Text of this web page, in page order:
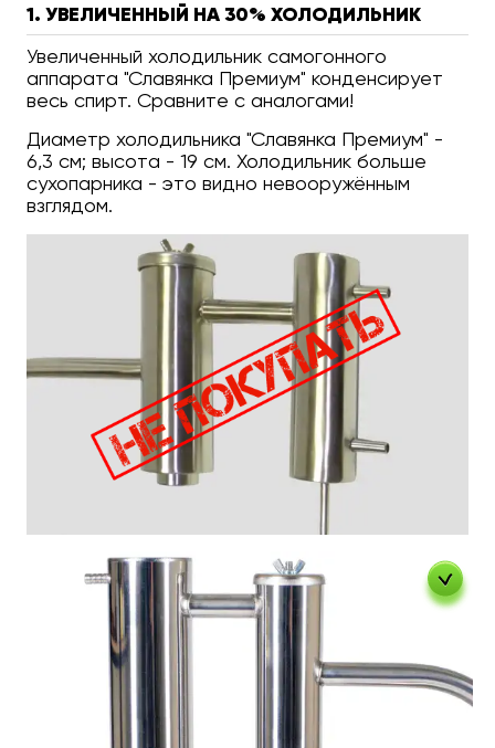
1. УВЕЛИЧЕННЫЙ НА 30% ХОЛОДИЛЬНИК
Увеличенный холодильник самогонного
аппарата "Славянка Премиум" конденсирует
весь спирт. Сравните с аналогами!
Диаметр холодильника "Славянка Премиум" -
6,3 см; высота - 19 см. Холодильник больше
сухопарника - это видно невооружённым
взглядом.